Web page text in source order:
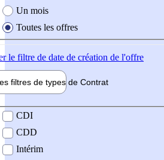
Un mois
Toutes les offres
le filtre de date de création de l'offre
filtres de types de Contrat
contrat
CDI
CDD
Intérim